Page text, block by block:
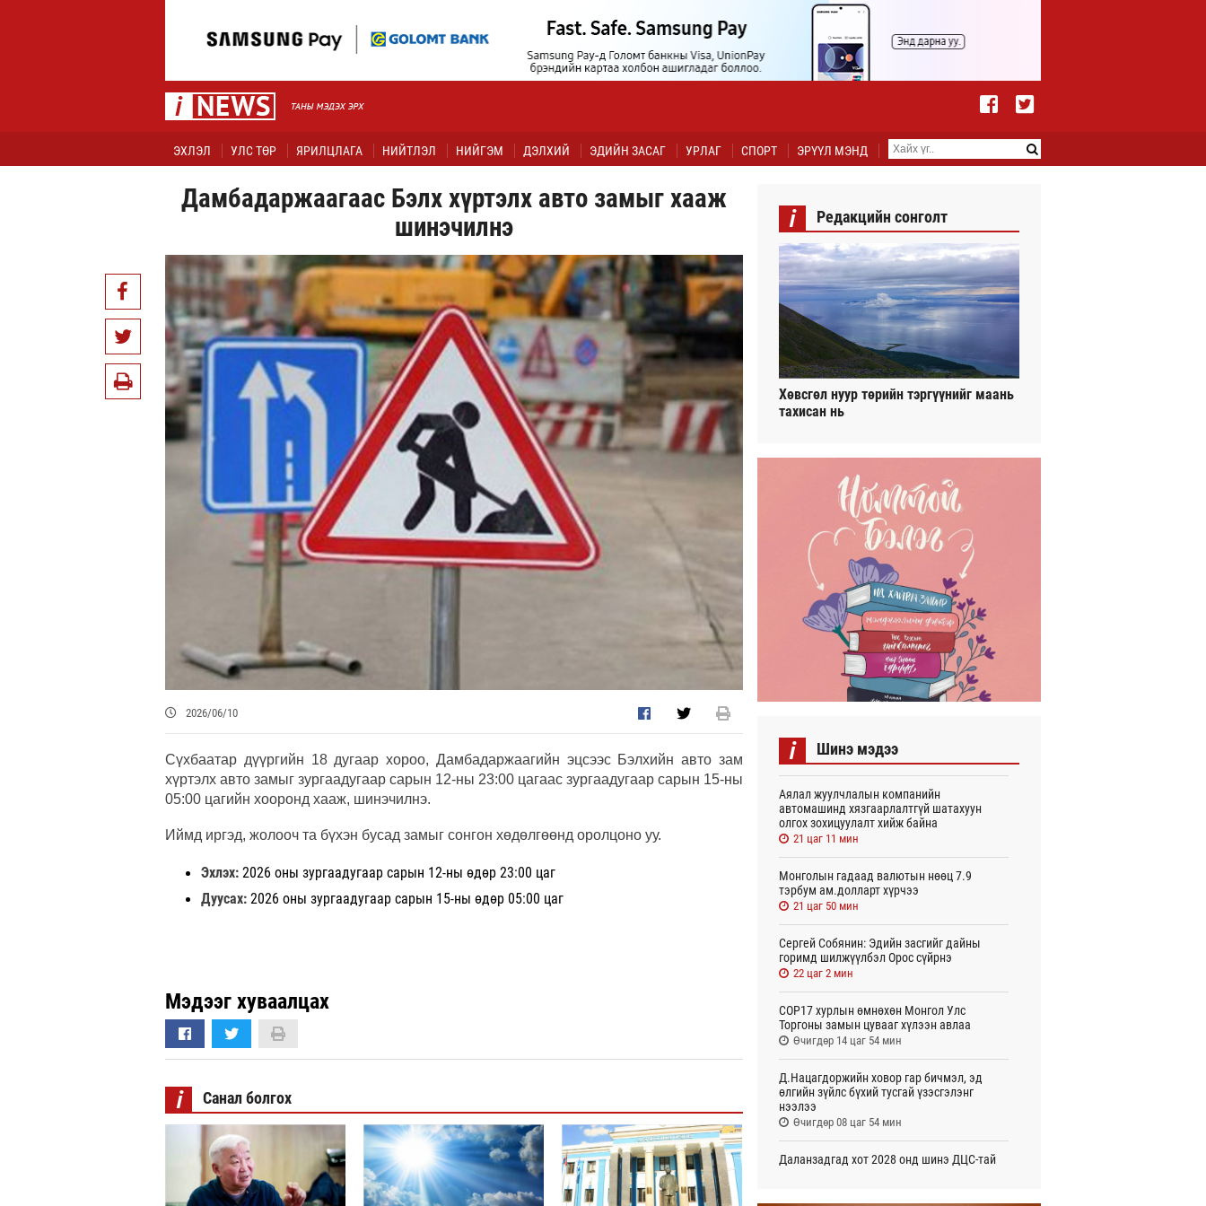
ЭХЛЭЛ УЛС ТӨР ЯРИЛЦЛАГА НИЙТЛЭЛ НИЙГЭМ ДЭЛХИЙ ЭДИЙН ЗАСАГ УРЛАГ СПОРТ ЭРҮҮЛ МЭНД
Дамбадаржаагаас Бэлх хүртэлх авто замыг хааж
шинэчилнэ
2026/06/10
Сүхбаатар дүүргийн 18 дугаар хороо, Дамбадаржаагийн эцсээс Бэлхийн авто зам
хүртэлх авто замыг зургаадугаар сарын 12-ны 23:00 цагаас зургаадугаар сарын 15-ны
05:00 цагийн хооронд хааж, шинэчилнэ.
Иймд иргэд, жолооч та бүхэн бусад замыг сонгон хөдөлгөөнд оролцоно уу.
Эхлэх: 2026 оны зургаадугаар сарын 12-ны өдөр 23:00 цаг
Дуусах: 2026 оны зургаадугаар сарын 15-ны өдөр 05:00 цаг
Мэдээг хуваалцах
i Санал болгох
i Редакцийн сонголт
Хөвсгөл нуур төрийн тэргүүнийг маань
тахисан нь
i Шинэ мэдээ
Аялал жуулчлалын компанийн
автомашинд хязгаарлалтгүй шатахуун
олгох зохицуулалт хийж байна
21 цаг 11 мин
Монголын гадаад валютын нөөц 7.9
тэрбум ам.долларт хүрчээ
21 цаг 50 мин
Сергей Собянин: Эдийн засгийг дайны
горимд шилжүүлбэл Орос сүйрнэ
22 цаг 2 мин
COP17 хурлын өмнөхөн Монгол Улс
Торгоны замын цувааг хүлээн авлаа
Өчигдөр 14 цаг 54 мин
Д.Нацагдоржийн ховор гар бичмэл, эд
өлгийн зүйлс бүхий тусгай үзэсгэлэнг
нээлээ
Өчигдөр 08 цаг 54 мин
Даланзадгад хот 2028 онд шинэ ДЦС-тай